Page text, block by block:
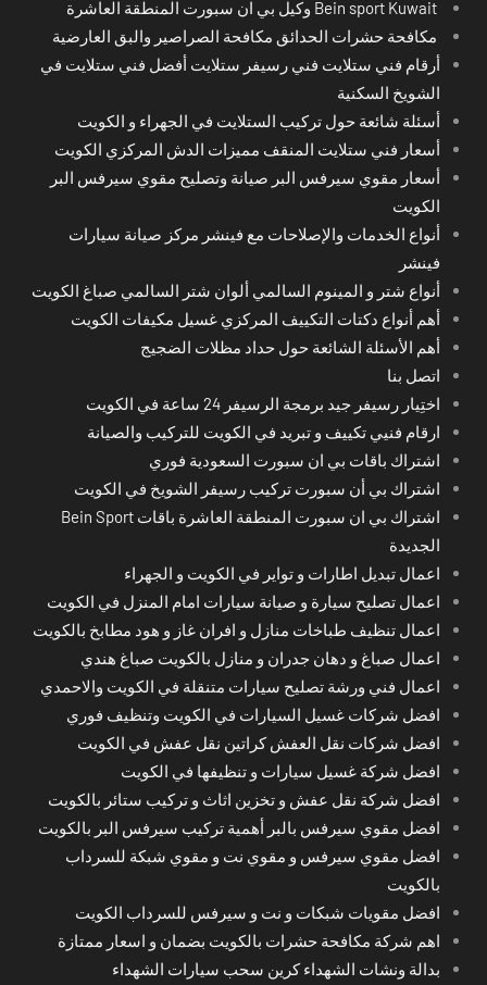
مكافحة حشرات الحدائق مكافحة الصراصير والبق العارضية
أرقام فني ستلايت فني رسيفر ستلايت أفضل فني ستلايت في
الشويخ السكنية
أسئلة شائعة حول تركيب الستلايت في الجهراء و الكويت
أسعار فني ستلايت المنقف مميزات الدش المركزي الكويت
أسعار مقوي سيرفس البر صيانة وتصليح مقوي سيرفس البر
الكويت
أنواع الخدمات والإصلاحات مع فينشر مركز صيانة سيارات
فينشر
أنواع شتر و المينوم السالمي ألوان شتر السالمي صباغ الكويت
أهم أنواع دكتات التكييف المركزي غسيل مكيفات الكويت
أهم الأسئلة الشائعة حول حداد مظلات الضجيج
اتصل بنا
اختِيار رسيفر جيد برمجة الرسيفر 24 ساعة في الكويت
ارقام فنيي تكييف و تبريد في الكويت للتركيب والصيانة
اشتراك باقات بي ان سبورت السعودية فوري
اشتراك بي أن سبورت تركيب رسيفر الشويخ في الكويت
اشتراك بي ان سبورت المنطقة العاشرة باقات Bein Sport
الجديدة
اعمال تبديل اطارات و تواير في الكويت و الجهراء
اعمال تصليح سيارة و صيانة سيارات امام المنزل في الكويت
اعمال تنظيف طباخات منازل و افران غاز و هود مطابخ بالكويت
اعمال صباغ و دهان جدران و منازل بالكويت صباغ هندي
اعمال فني ورشة تصليح سيارات متنقلة في الكويت والاحمدي
افضل شركات غسيل السيارات في الكويت وتنظيف فوري
افضل شركات نقل العفش كراتين نقل عفش في الكويت
افضل شركة غسيل سيارات و تنظيفها في الكويت
افضل شركة نقل عفش و تخزين اثاث و تركيب ستائر بالكويت
افضل مقوي سيرفس بالبر أهمية تركيب سيرفس البر بالكويت
افضل مقوي سيرفس و مقوي نت و مقوي شبكة للسرداب
بالكويت
افضل مقويات شبكات و نت و سيرفس للسرداب الكويت
اهم شركة مكافحة حشرات بالكويت بضمان و اسعار ممتازة
بدالة ونشات الشهداء كرين سحب سيارات الشهداء